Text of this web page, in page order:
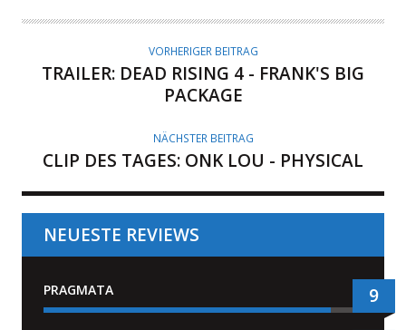
VORHERIGER BEITRAG
TRAILER: DEAD RISING 4 - FRANK'S BIG
PACKAGE
NÄCHSTER BEITRAG
CLIP DES TAGES: ONK LOU - PHYSICAL
NEUESTE REVIEWS
PRAGMATA 9